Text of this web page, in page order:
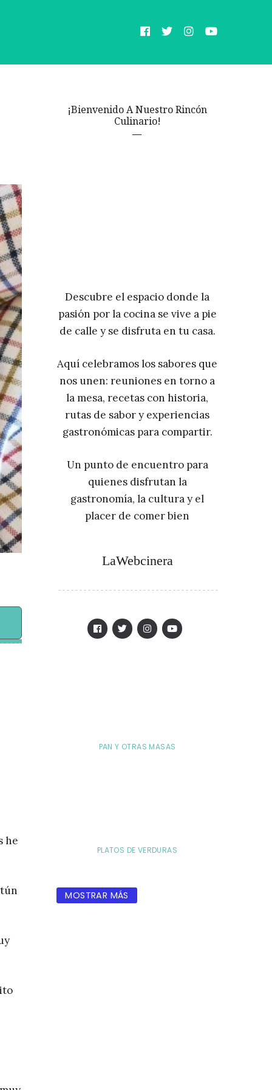
he
¡Bienvenido A Nuestro Rincón
Culinario!
Descubre el espacio donde la
pasión por la cocina se vive a pie
de calle y se disfruta en tu casa.
Aquí celebramos los sabores que
nos unen: reuniones en torno a
la mesa, recetas con historia,
rutas de sabor y experiencias
gastronómicas para compartir.
Un punto de encuentro para
quienes disfrutan la
gastronomía, la cultura y el
placer de comer bien
LaWebcinera
PAN Y OTRAS MASAS
PLATOS DE VERDURAS
MOSTRAR MÁS